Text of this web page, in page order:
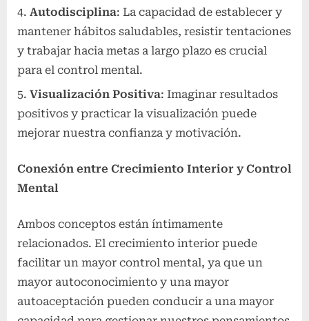
Autodisciplina: La capacidad de establecer y
mantener hábitos saludables, resistir tentaciones
y trabajar hacia metas a largo plazo es crucial
para el control mental.
Visualización Positiva: Imaginar resultados
positivos y practicar la visualización puede
mejorar nuestra confianza y motivación.
Conexión entre Crecimiento Interior y Control
Mental
Ambos conceptos están íntimamente
relacionados. El crecimiento interior puede
facilitar un mayor control mental, ya que un
mayor autoconocimiento y una mayor
autoaceptación pueden conducir a una mayor